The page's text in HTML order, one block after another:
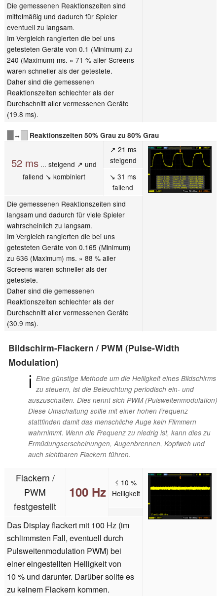
Die gemessenen Reaktionszeiten sind
mittelmäßig und dadurch für Spieler
eventuell zu langsam.
Im Vergleich rangierten die bei uns
getesteten Geräte von 0.1 (Minimum) zu
240 (Maximum) ms. » 71 % aller Screens
waren schneller als der getestete.
Daher sind die gemessenen
Reaktionszeiten schlechter als der
Durchschnitt aller vermessenen Geräte
(19.8 ms).
↔ Reaktionszeiten 50% Grau zu 80% Grau
52 ms... steigend ↗ und
fallend ↘ kombiniert
↗ 21 ms
steigend
↘ 31 ms
fallend
Die gemessenen Reaktionszeiten sind
langsam und dadurch für viele Spieler
wahrscheinlich zu langsam.
Im Vergleich rangierten die bei uns
getesteten Geräte von 0.165 (Minimum)
zu 636 (Maximum) ms. » 88 % aller
Screens waren schneller als der
getestete.
Daher sind die gemessenen
Reaktionszeiten schlechter als der
Durchschnitt aller vermessenen Geräte
(30.9 ms).
Bildschirm-Flackern / PWM (Pulse-Width
Modulation)
ℹ Eine günstige Methode um die Helligkeit eines Bildschirms
zu steuern, ist die Beleuchtung periodisch ein- und
auszuschalten. Dies nennt sich PWM (Pulsweitenmodulation)
Diese Umschaltung sollte mit einer hohen Frequenz
stattfinden damit das menschliche Auge kein Flimmern
wahrnimmt. Wenn die Frequenz zu niedrig ist, kann dies zu
Ermüdungserscheinungen, Augenbrennen, Kopfweh und
auch sichtbaren Flackern führen.
Flackern /
PWM
festgestellt
100 Hz
≤ 10 %
Helligkeit
Das Display flackert mit 100 Hz (im
schlimmsten Fall, eventuell durch
Pulsweitenmodulation PWM) bei
einer eingestellten Helligkeit von
10 % und darunter. Darüber sollte es
zu keinem Flackern kommen.